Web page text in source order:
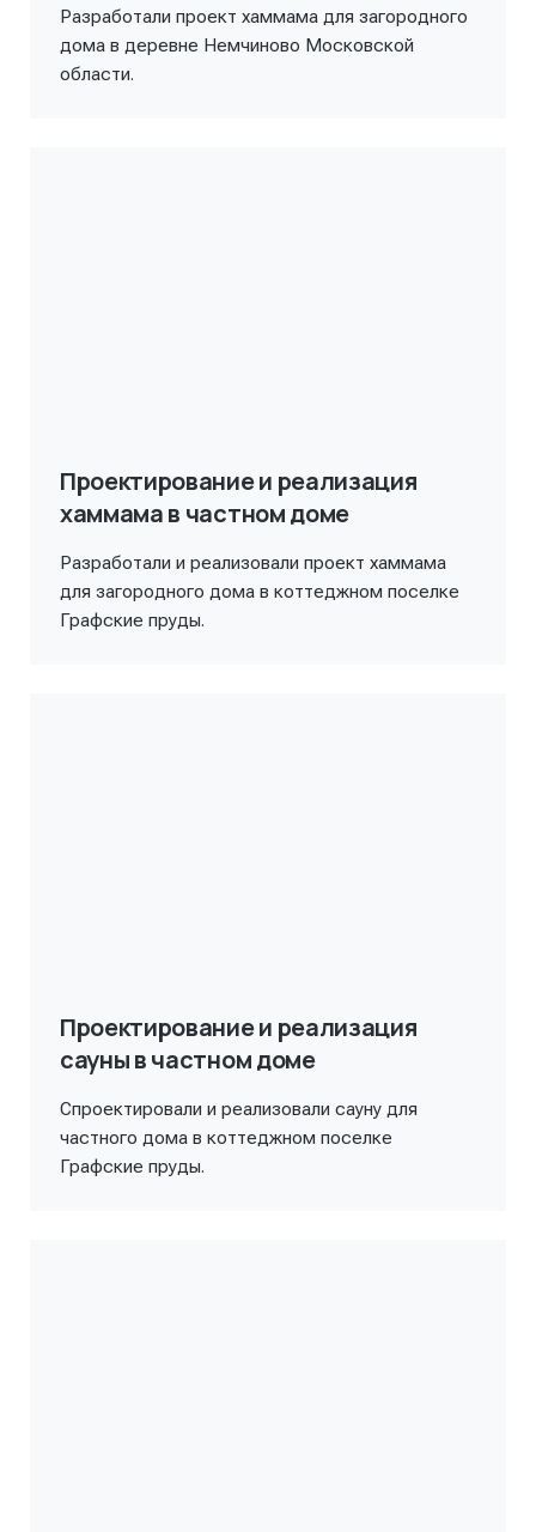
Разработали проект хаммама для загородного
дома в деревне Немчиново Московской
области.
Проектирование и реализация
хаммама в частном доме
Разработали и реализовали проект хаммама
для загородного дома в коттеджном поселке
Графские пруды.
Проектирование и реализация
сауны в частном доме
Спроектировали и реализовали сауну для
частного дома в коттеджном поселке
Графские пруды.